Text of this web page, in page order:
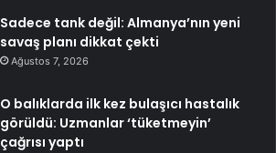
Sadece tank değil: Almanya’nın yeni
savaş planı dikkat çekti
Ağustos 7, 2026
O balıklarda ilk kez bulaşıcı hastalık
görüldü: Uzmanlar ‘tüketmeyin’
çağrısı yaptı